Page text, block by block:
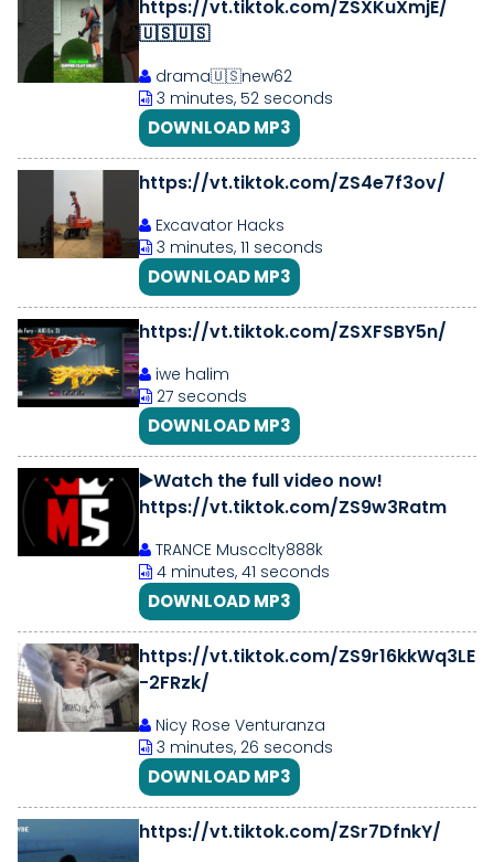
https://vt.tiktok.com/ZSXKuXmjE/
🇺🇸🇺🇸
drama🇺🇸new62
3 minutes, 52 seconds
DOWNLOAD MP3
https://vt.tiktok.com/ZS4e7f3ov/
Excavator Hacks
3 minutes, 11 seconds
DOWNLOAD MP3
https://vt.tiktok.com/ZSXFSBY5n/
iwe halim
27 seconds
DOWNLOAD MP3
▶️Watch the full video now!
https://vt.tiktok.com/ZS9w3Ratm
TRANCE Muscclty888k
4 minutes, 41 seconds
DOWNLOAD MP3
https://vt.tiktok.com/ZS9r16kkWq3LE
-2FRzk/
Nicy Rose Venturanza
3 minutes, 26 seconds
DOWNLOAD MP3
https://vt.tiktok.com/ZSr7DfnkY/